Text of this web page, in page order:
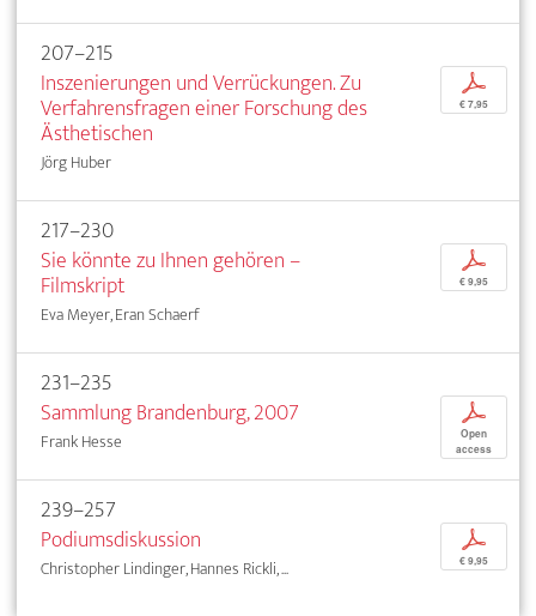
207–215
Inszenierungen und Verrückungen. Zu
Verfahrensfragen einer Forschung des
Ästhetischen
Jörg Huber
p
€ 7,95
217–230
Sie könnte zu Ihnen gehören –
Filmskript
Eva Meyer, Eran Schaerf
p
€ 9,95
231–235
Sammlung Brandenburg, 2007
Frank Hesse
p
Open
access
239–257
Podiumsdiskussion
Christopher Lindinger, Hannes Rickli, ...
p
€ 9,95